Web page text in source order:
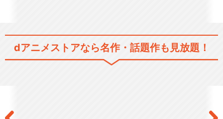
戦争童話集「ぼくの防空壕」
dアニメストアなら名作・話題作も見放題！